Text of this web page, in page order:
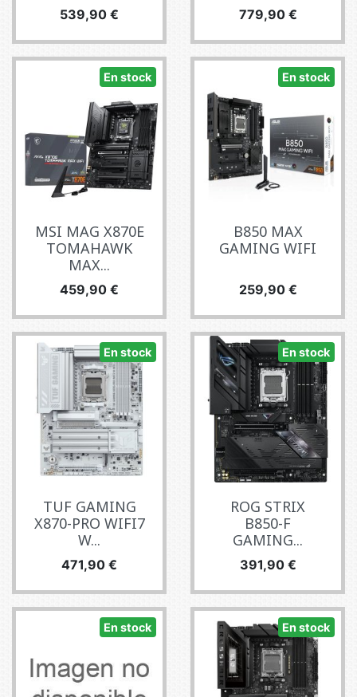
Precio
539,90 € Precio
779,90 €
En stock
MSI MAG X870E
TOMAHAWK
MAX...
Precio
459,90 €
En stock
B850 MAX
GAMING WIFI
Precio
259,90 €
En stock
TUF GAMING
X870-PRO WIFI7
W...
Precio
471,90 €
En stock
ROG STRIX
B850-F
GAMING...
Precio
391,90 €
En stock En stock